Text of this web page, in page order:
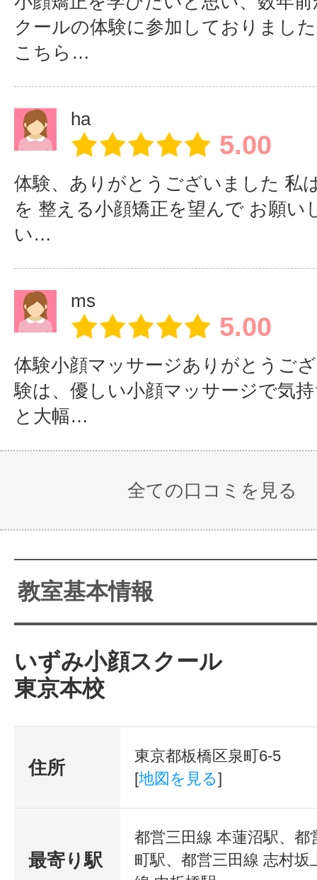
ーアップ
・整体歴２０年の現場主義・手技
ツーマンで丁寧に指導
・短期間での集中講座で
いち早く先生方に小顔で笑顔あ
増やしてもらいたい
・現場での経験から即効性のある
・マニュアル以外の現場主義の手
者さまのタイプ別の手技など）
・定期的な小顔・整体の勉強会は
体に関する
美容 ネイル、エステ、肌、
医食同源 発酵食、スパイス
運動 ヨガ・ストレッチ・ウ
異業種の
楽しくワクワク興味がある事を
皆さんと成長できればと思って
不安は、行動すると消えて
【お誕生日おめ
でとうございま
生徒さまがお誕
生日でした！
ケーキをいただ
【手技・頭部】
ひぐちが先に
圧・方向・向き
を教えていきま
【①手技・頭
部】
圧・方向・向き
かチェック
【
部
に
正
フェイスラインがシャープに
顔幅も細くなりました
二次効果で、
＼こんな方におす
クールの体験に参加しておりまし
こちら…
ha
5.00
体験、ありがとうございました 私
を 整える小顔矯正を望んで お願い
い…
ms
5.00
体験小顔マッサージありがとうご
験は、優しい小顔マッサージで気
と大幅…
全ての口コミを見る
教室基本情報
いずみ小顔スクール
東京本校
住所
東京都板橋区泉町6-5
[地図を見る]
最寄り駅
都営三田線 本蓮沼駅、都
町駅、都営三田線 志村坂